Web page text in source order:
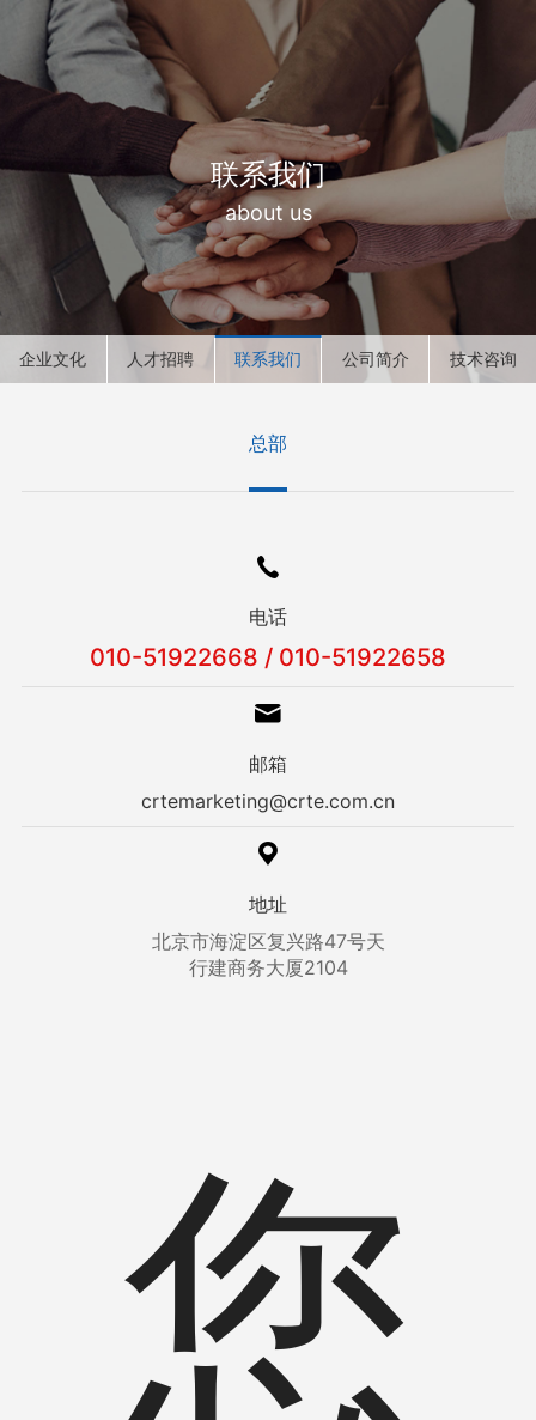
联系我们
about us
企业文化 人才招聘 联系我们 公司简介 技术咨询
总部
电话
010-51922668 / 010-51922658
邮箱
crtemarketing@crte.com.cn
地址
北京市海淀区复兴路47号天
行建商务大厦2104
您